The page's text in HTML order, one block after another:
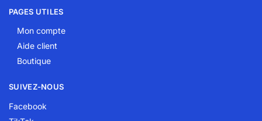
PAGES UTILES
Mon compte
Aide client
Boutique
SUIVEZ-NOUS
Facebook